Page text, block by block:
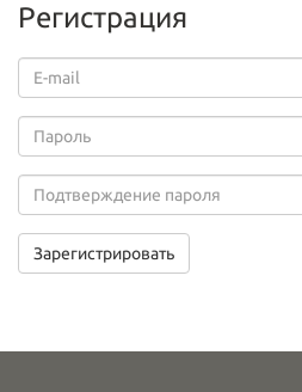
Регистрация
Зарегистрировать